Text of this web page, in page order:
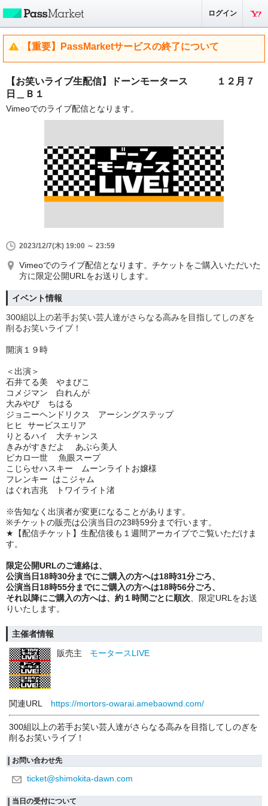
ログイン
【重要】PassMarketサービスの終了について
【お笑いライブ生配信】ドーンモータース １２月７
日＿Ｂ１
Vimeoでのライブ配信となります。
2023/12/7(木) 19:00 ～ 23:59
Vimeoでのライブ配信となります。チケットをご購入いただいた
方に限定公開URLをお送りします。
イベント情報
300組以上の若手お笑い芸人達がさらなる高みを目指してしのぎを
削るお笑いライブ！
開演１９時
＜出演＞
石井てる美 やまびこ
コメジマン 白れんが
大みやび ちはる
ジョニーヘンドリクス アーシングステップ
ヒヒ サービスエリア
りとるハイ 大チャンス
きみがすきだよ あぶら美人
ピカロ一世 魚眼スープ
こじらせハスキー
ムーンライトお嬢様
フレンキー はこジャム
はぐれ吉兆 トワイライト渚
※告知なく出演者が変更になることがあります。
※チケットの販売は公演当日の23時59分まで行います。
★ 【配信チケット】 生配信後も１週間アーカイブでご覧いただけま
す。
限定公開URLのご連絡は、
公演当日18時30分までにご購入の方へは18時31分ごろ、
公演当日18時55分までにご購入の方へは18時56分ごろ、
それ以降にご購入の方へは、約１時間ごとに順次 、限定URLをお送
りいたします。
主催者情報
販売主
モータースLIVE
関連URL https://mortors-owarai.amebaownd.com/
300組以上の若手お笑い芸人達がさらなる高みを目指してしのぎを
削るお笑いライブ！
お問い合わせ先
ticket@shimokita-dawn.com
当日の受付について